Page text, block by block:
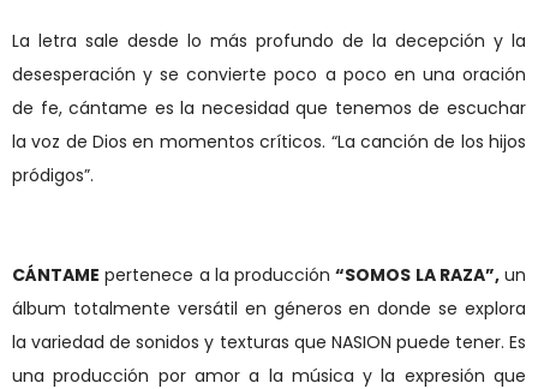
La letra sale desde lo más profundo de la decepción y la
desesperación y se convierte poco a poco en una oración
de fe, cántame es la necesidad que tenemos de escuchar
la voz de Dios en momentos críticos. “La canción de los hijos
pródigos”.
CÁNTAME pertenece a la producción“SOMOS LA RAZA”,un
álbum totalmente versátil en géneros en donde se explora
la variedad de sonidos y texturas que NASION puede tener. Es
una producción por amor a la música y la expresión que